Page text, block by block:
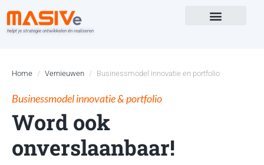
helpt je strategie ontwikkelen én realiseren
Home Vernieuwen Businessmodel innovatie en portfolio
Businessmodel innovatie & portfolio
Word ook
onverslaanbaar!